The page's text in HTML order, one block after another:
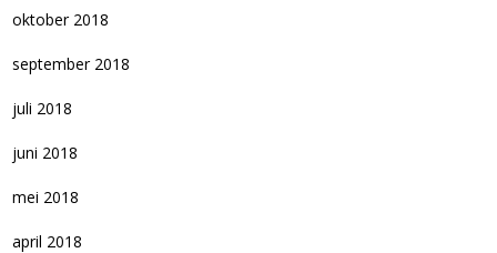
oktober 2018
september 2018
juli 2018
juni 2018
mei 2018
april 2018